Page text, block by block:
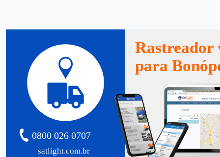
satlight.com.br
0800 026 0707
Rastreador
para